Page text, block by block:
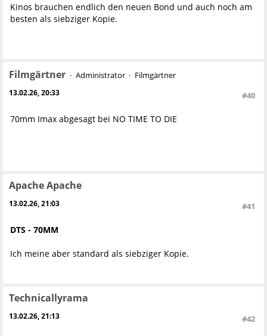
Kinos brauchen endlich den neuen Bond und auch noch am
besten als siebziger Kopie.
Filmgärtner Administrator Filmgärtner
13.02.26, 20:33 #40
70mm Imax abgesagt bei NO TIME TO DIE
Apache Apache
13.02.26, 21:03 #41
DTS - 70MM
Ich meine aber standard als siebziger Kopie.
Technicallyrama
13.02.26, 21:13 #42